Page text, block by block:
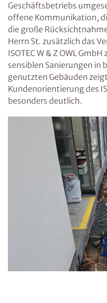
Geschäftsbetriebs
offene Kommunikation,
die große
Herrn St. zusätzlich das
ISOTEC W & Z OWL
sensiblen Sanierungen in
genutzten Gebäuden
Kundenorientierung des
besonders deutlich.